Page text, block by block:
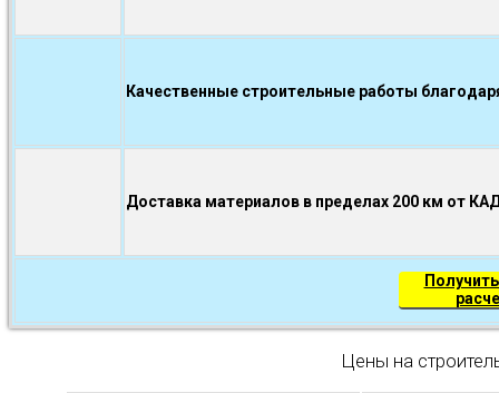
Качественные строительные работы
Доставка материалов в пределах 200 км от
Цены на